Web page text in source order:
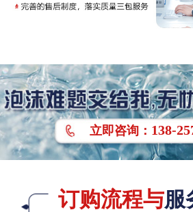
立即咨询 ： 138-
订购流程与服